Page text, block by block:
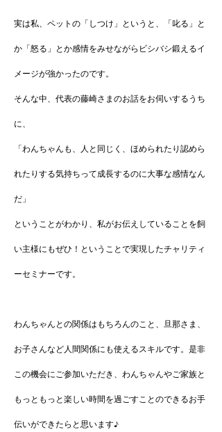
実は私、ペットの「しつけ」というと、「叱る」と
か「怒る」とか感情をみせながらビシバシ鍛えるイ
メージが強かったのです。
そんな中、代表の藤崎さまのお話をお伺いするうち
に、
「わんちゃんも、人と同じく、ほめられたり認めら
れたりする気持ちって成長するのに大事な感情なん
だ」
ということがわかり、私がお伝えしていることを飼
い主様にもぜひ！ということで実現したチャリティ
ーセミナーです。
わんちゃんとの関係はもちろんのこと、旦那さま、
お子さんなど人間関係にも使えるスキルです。是非
この機会にご参加いただき、わんちゃんやご家族と
もっともっと楽しい時間を過ごすことのできるお手
伝いができたらと思います♪